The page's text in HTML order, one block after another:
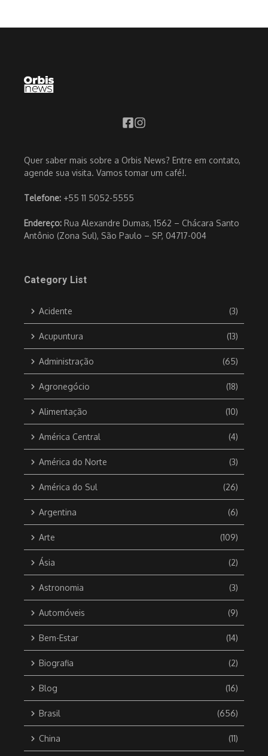
Quer saber mais sobre a Orbis News? Entre em contato,
agende sua visita. Vamos tomar um café!.
Telefone: +55 11 5052-5555
Endereço: Rua Alexandre Dumas, 1562 – Chácara Santo
Antônio (Zona Sul), São Paulo – SP, 04717-004
Category List
Acidente (3)
Acupuntura (13)
Administração (65)
Agronegócio (18)
Alimentação (10)
América Central (4)
América do Norte (3)
América do Sul (26)
Argentina (6)
Arte (109)
Ásia (2)
Astronomia (3)
Automóveis (9)
Bem-Estar (14)
Biografia (2)
Blog (16)
Brasil (656)
China (11)